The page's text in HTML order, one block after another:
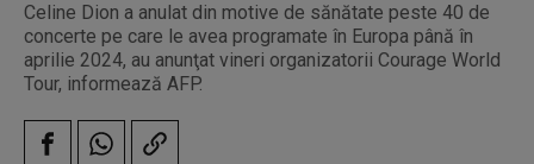
Celine Dion a anulat din motive de sănătate peste 40 de
concerte pe care le avea programate în Europa până în
aprilie 2024, au anunţat vineri organizatorii Courage World
Tour, informează AFP.